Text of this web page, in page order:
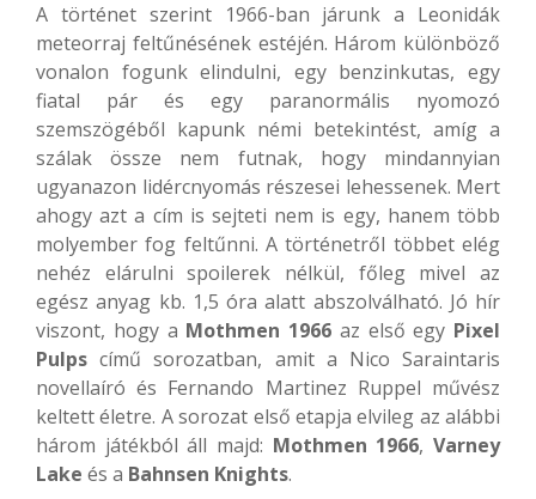
A történet szerint 1966-ban járunk a Leonidák
meteorraj feltűnésének estéjén. Három különböző
vonalon fogunk elindulni, egy benzinkutas, egy
fiatal pár és egy paranormális nyomozó
szemszögéből kapunk némi betekintést, amíg a
szálak össze nem futnak, hogy mindannyian
ugyanazon lidércnyomás részesei lehessenek. Mert
ahogy azt a cím is sejteti nem is egy, hanem több
molyember fog feltűnni. A történetről többet elég
nehéz elárulni spoilerek nélkül, főleg mivel az
egész anyag kb. 1,5 óra alatt abszolválható. Jó hír
viszont, hogy a Mothmen 1966 az első egy Pixel
Pulps című sorozatban, amit a Nico Saraintaris
novellaíró és Fernando Martinez Ruppel művész
keltett életre. A sorozat első etapja elvileg az alábbi
három játékból áll majd: Mothmen 1966,Varney
Lake és a Bahnsen Knights.